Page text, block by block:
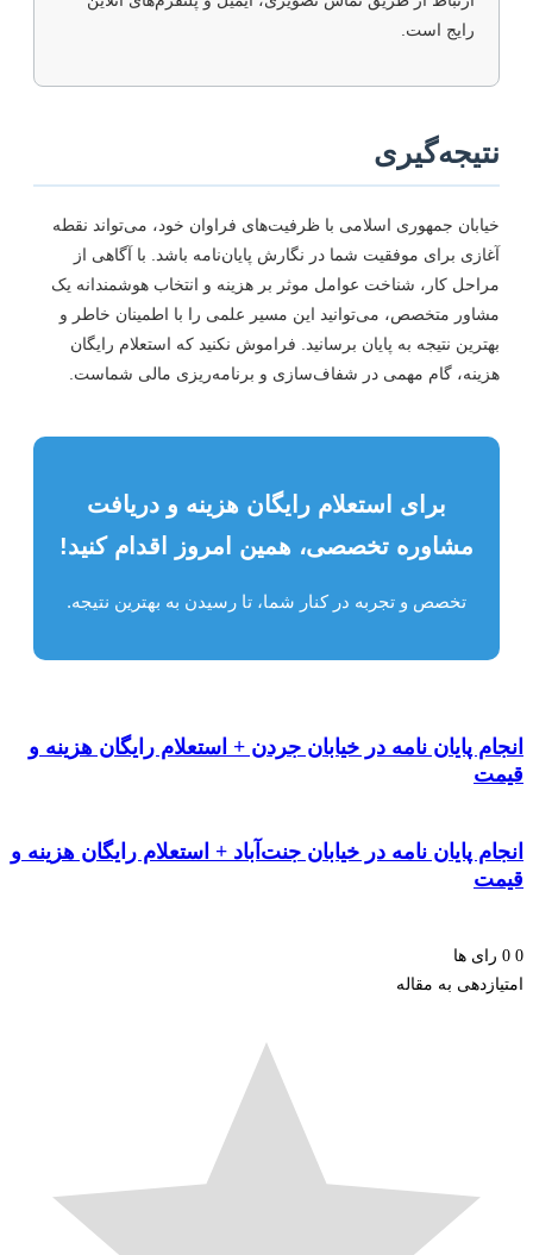
رایج است.
جمهوری اسلامی با ظرفیت‌های فراوان خود، می‌تواند نقطه
برای موفقیت شما در نگارش پایان‌نامه باشد. با آگاهی از
کار، شناخت عوامل موثر بر هزینه و انتخاب هوشمندانه یک
متخصص، می‌توانید این مسیر علمی را با اطمینان خاطر و
نتیجه به پایان برسانید. فراموش نکنید که استعلام رایگان
گام مهمی در شفاف‌سازی و برنامه‌ریزی مالی شماست.
برای استعلام رایگان هزینه و دریافت
مشاوره تخصصی، همین امروز اقدام کنید!
تخصص و تجربه در کنار شما، تا رسیدن به بهترین نتیجه.
پایان نامه در خیابان جردن + استعلام رایگان هزینه و
پایان نامه در خیابان جنت‌آباد + استعلام رایگان هزینه و
ها
به مقاله